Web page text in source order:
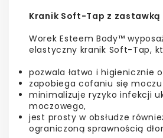
Kranik Soft-Tap z
Worek Esteem Body™
elastyczny kranik Soft-Tap,
pozwala łatwo i higienicznie
zapobiega cofaniu się
minimalizuje ryzyko infekcji
moczowego,
jest prosty w obsłudze
ograniczoną sprawnością